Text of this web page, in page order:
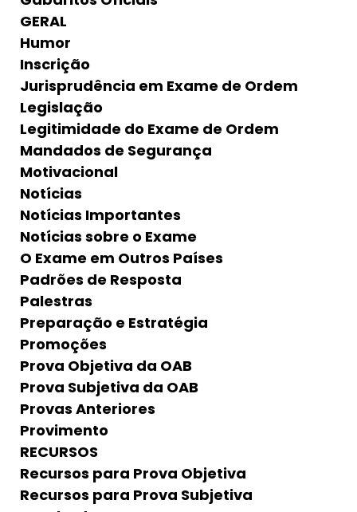
GERAL
Humor
Inscrição
Jurisprudência em Exame de Ordem
Legislação
Legitimidade do Exame de Ordem
Mandados de Segurança
Motivacional
Notícias
Notícias Importantes
Notícias sobre o Exame
O Exame em Outros Países
Padrões de Resposta
Palestras
Preparação e Estratégia
Promoções
Prova Objetiva da OAB
Prova Subjetiva da OAB
Provas Anteriores
Provimento
RECURSOS
Recursos para Prova Objetiva
Recursos para Prova Subjetiva